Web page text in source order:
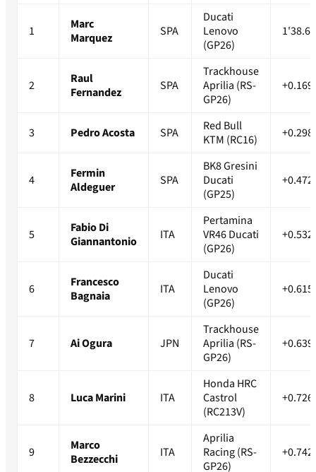
1
Marc
Marquez
SPA
Ducati
Lenovo
(GP26)
2
Raul
Fernandez
SPA
Trackhouse
Aprilia (RS-
GP26)
3 Pedro Acosta SPA
Red Bull
KTM (RC16)
4
Fermin
Aldeguer
SPA
BK8 Gresini
Ducati
(GP25)
5
Fabio Di
Giannantonio
ITA
Pertamina
VR46 Ducati
(GP26)
6
Francesco
Bagnaia
ITA
Ducati
Lenovo
(GP26)
7 Ai Ogura JPN
Trackhouse
Aprilia (RS-
GP26)
8 Luca Marini ITA
Honda HRC
Castrol
(RC213V)
9
Marco
Bezzecchi
ITA
Aprilia
Racing (RS-
GP26)